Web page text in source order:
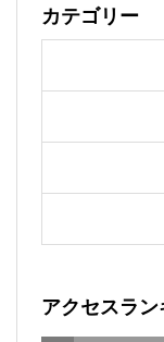
カテゴリー
アクセスラ